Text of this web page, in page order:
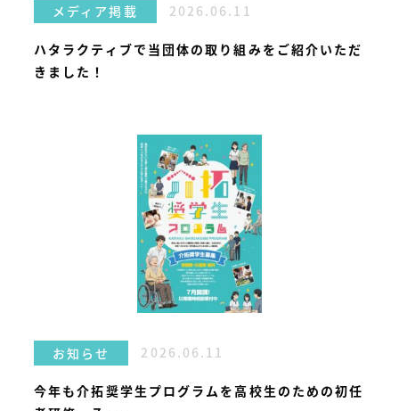
メディア掲載 2026.06.11
ハタラクティブで当団体の取り組みをご紹介いただ
きました！
お知らせ 2026.06.11
今年も介拓奨学生プログラムを高校生のための初任